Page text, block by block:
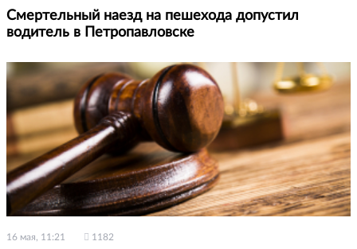
Смертельный наезд на пешехода допустил
водитель в Петропавловске
16 мая, 11:21 1182